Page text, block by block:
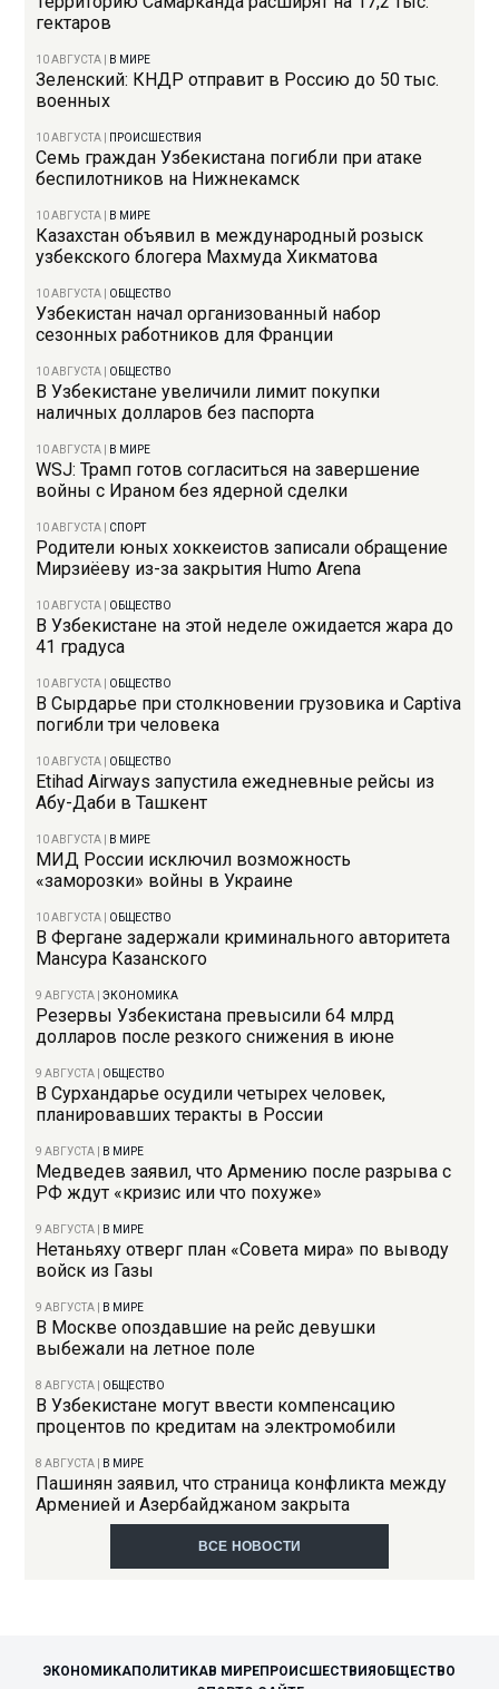
гектаров
10 АВГУСТА В МИРЕ
Зеленский: КНДР отправит в Россию до 50 тыс.
военных
10 АВГУСТА ПРОИСШЕСТВИЯ
Семь граждан Узбекистана погибли при атаке
беспилотников на Нижнекамск
10 АВГУСТА В МИРЕ
Казахстан объявил в международный розыск
узбекского блогера Махмуда Хикматова
10 АВГУСТА ОБЩЕСТВО
Узбекистан начал организованный набор
сезонных работников для Франции
10 АВГУСТА ОБЩЕСТВО
В Узбекистане увеличили лимит покупки
наличных долларов без паспорта
10 АВГУСТА В МИРЕ
WSJ: Трамп готов согласиться на завершение
войны с Ираном без ядерной сделки
10 АВГУСТА СПОРТ
Родители юных хоккеистов записали обращение
Мирзиёеву из-за закрытия Humo Arena
10 АВГУСТА ОБЩЕСТВО
В Узбекистане на этой неделе ожидается жара до
41 градуса
10 АВГУСТА ОБЩЕСТВО
В Сырдарье при столкновении грузовика и Captiva
погибли три человека
10 АВГУСТА ОБЩЕСТВО
Etihad Airways запустила ежедневные рейсы из
Абу-Даби в Ташкент
10 АВГУСТА В МИРЕ
МИД России исключил возможность
«заморозки» войны в Украине
10 АВГУСТА ОБЩЕСТВО
В Фергане задержали криминального авторитета
Мансура Казанского
9 АВГУСТА |ЭКОНОМИКА
Резервы Узбекистана превысили 64 млрд
долларов после резкого снижения в июне
9 АВГУСТА ОБЩЕСТВО
В Сурхандарье осудили четырех человек,
планировавших теракты в России
9 АВГУСТА В МИРЕ
Медведев заявил, что Армению после разрыва с
РФ ждут «кризис или что похуже»
9 АВГУСТА В МИРЕ
Нетаньяху отверг план «Совета мира» по выводу
войск из Газы
9 АВГУСТА В МИРЕ
В Москве опоздавшие на рейс девушки
выбежали на летное поле
8 АВГУСТА ОБЩЕСТВО
В Узбекистане могут ввести компенсацию
процентов по кредитам на электромобили
8 АВГУСТА В МИРЕ
Пашинян заявил, что страница конфликта между
Арменией и Азербайджаном закрыта
ВСЕ НОВОСТИ
ЭКОНОМИКАПОЛИТИКАВ МИРЕПРОИСШЕСТВИЯ ОБЩЕСТВО